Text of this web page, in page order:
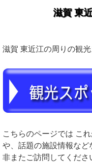
滋賀 東
滋賀 東近江の周りの観
こちらのページでは こ
や、話題の施設情報な
非またご訪問してくださ